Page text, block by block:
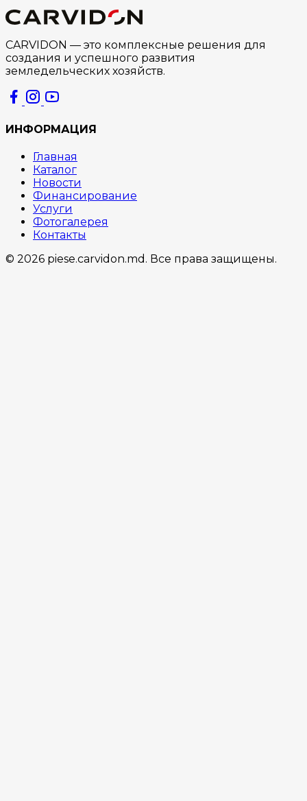
CARVIDON — это комплексные решения для
создания и успешного развития
земледельческих хозяйств.
ИНФОРМАЦИЯ
Главная
Каталог
Новости
Финансирование
Услуги
Фотогалерея
Контакты
© 2026 piese.carvidon.md. Все права защищены.